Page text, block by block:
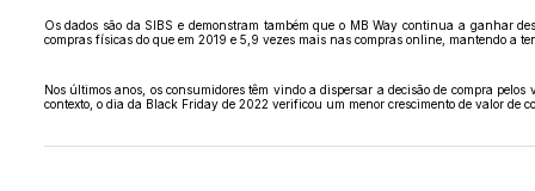
Os dados são da SIBS e demonstram também que o MB Way continua a ganhar
compras físicas do que em 2019 e 5,9 vezes mais nas compras online, mantendo a
Nos últimos anos, os consumidores têm vindo a dispersar a decisão de compra
contexto, o dia da Black Friday de 2022 verificou um menor crescimento de valor de